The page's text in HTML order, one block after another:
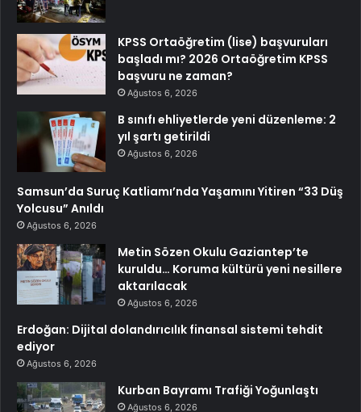
KPSS Ortaöğretim (lise) başvuruları
başladı mı? 2026 Ortaöğretim KPSS
başvuru ne zaman?
Ağustos 6, 2026
B sınıfı ehliyetlerde yeni düzenleme: 2
yıl şartı getirildi
Ağustos 6, 2026
Samsun’da Suruç Katliamı’nda Yaşamını Yitiren “33 Düş
Yolcusu” Anıldı
Ağustos 6, 2026
Metin Sözen Okulu Gaziantep’te
kuruldu… Koruma kültürü yeni nesillere
aktarılacak
Ağustos 6, 2026
Erdoğan: Dijital dolandırıcılık finansal sistemi tehdit
ediyor
Ağustos 6, 2026
Kurban Bayramı Trafiği Yoğunlaştı
Ağustos 6, 2026